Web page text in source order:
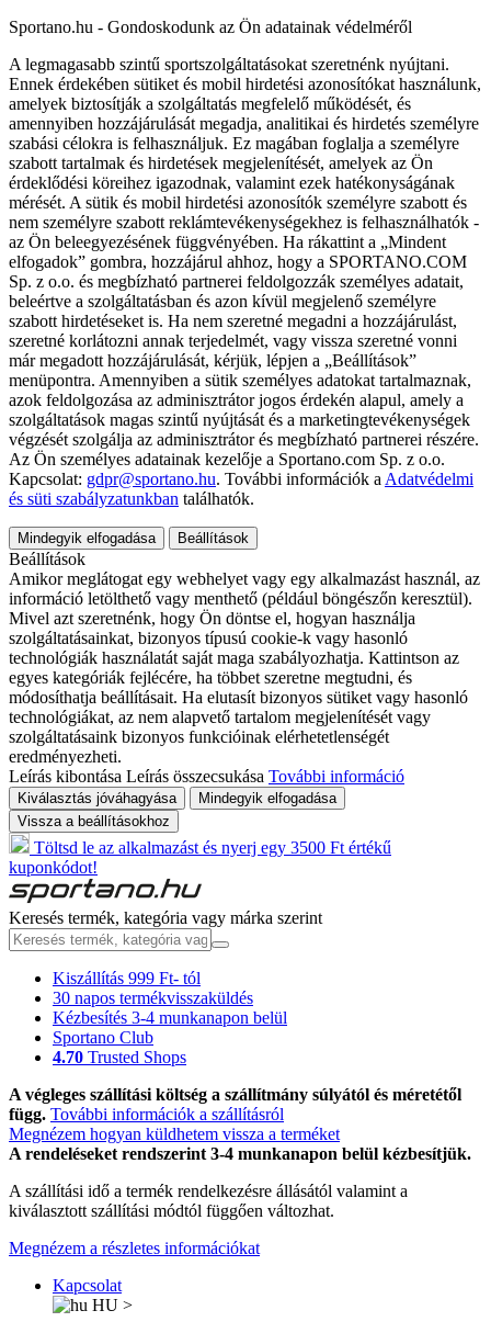
Sportano.hu - Gondoskodunk az Ön adatainak védelméről
A legmagasabb szintű sportszolgáltatásokat szeretnénk nyújtani.
Ennek érdekében sütiket és mobil hirdetési azonosítókat használunk,
amelyek biztosítják a szolgáltatás megfelelő működését, és
amennyiben hozzájárulását megadja, analitikai és hirdetés személyre
szabási célokra is felhasználjuk. Ez magában foglalja a személyre
szabott tartalmak és hirdetések megjelenítését, amelyek az Ön
érdeklődési köreihez igazodnak, valamint ezek hatékonyságának
mérését. A sütik és mobil hirdetési azonosítók személyre szabott és
nem személyre szabott reklámtevékenységekhez is felhasználhatók -
az Ön beleegyezésének függvényében. Ha rákattint a „Mindent
elfogadok” gombra, hozzájárul ahhoz, hogy a SPORTANO.COM
Sp. z o.o. és megbízható partnerei feldolgozzák személyes adatait,
beleértve a szolgáltatásban és azon kívül megjelenő személyre
szabott hirdetéseket is. Ha nem szeretné megadni a hozzájárulást,
szeretné korlátozni annak terjedelmét, vagy vissza szeretné vonni
már megadott hozzájárulását, kérjük, lépjen a „Beállítások”
menüpontra. Amennyiben a sütik személyes adatokat tartalmaznak,
azok feldolgozása az adminisztrátor jogos érdekén alapul, amely a
szolgáltatások magas szintű nyújtását és a marketingtevékenységek
végzését szolgálja az adminisztrátor és megbízható partnerei részére.
Az Ön személyes adatainak kezelője a Sportano.com Sp. z o.o.
Kapcsolat: gdpr@sportano.hu. További információk a Adatvédelmi
és süti szabályzatunkban találhatók.
Mindegyik elfogadása Beállítások
Beállítások
Amikor meglátogat egy webhelyet vagy egy alkalmazást használ, az
információ letölthető vagy menthető (például böngészőn keresztül).
Mivel azt szeretnénk, hogy Ön döntse el, hogyan használja
szolgáltatásainkat, bizonyos típusú cookie-k vagy hasonló
technológiák használatát saját maga szabályozhatja. Kattintson az
egyes kategóriák fejlécére, ha többet szeretne megtudni, és
módosíthatja beállításait. Ha elutasít bizonyos sütiket vagy hasonló
technológiákat, az nem alapvető tartalom megjelenítését vagy
szolgáltatásaink bizonyos funkcióinak elérhetetlenségét
eredményezheti.
Leírás kibontása Leírás összecsukása További információ
Kiválasztás jóváhagyása
Mindegyik elfogadása
Vissza a beállításokhoz
Töltsd le az alkalmazást és nyerj egy 3500 Ft értékű
kuponkódot!
Keresés termék, kategória vagy márka szerint
Kiszállítás 999 Ft- tól
30 napos termékvisszaküldés
Kézbesítés 3-4 munkanapon belül
Sportano Club
4.70 Trusted Shops
A végleges szállítási költség a szállítmány súlyától és méretétől
függ. További információk a szállításról
Megnézem hogyan küldhetem vissza a terméket
A rendeléseket rendszerint 3-4 munkanapon belül kézbesítjük.
A szállítási idő a termék rendelkezésre állásától valamint a
kiválasztott szállítási módtól függően változhat.
Megnézem a részletes információkat
Kapcsolat
HU >